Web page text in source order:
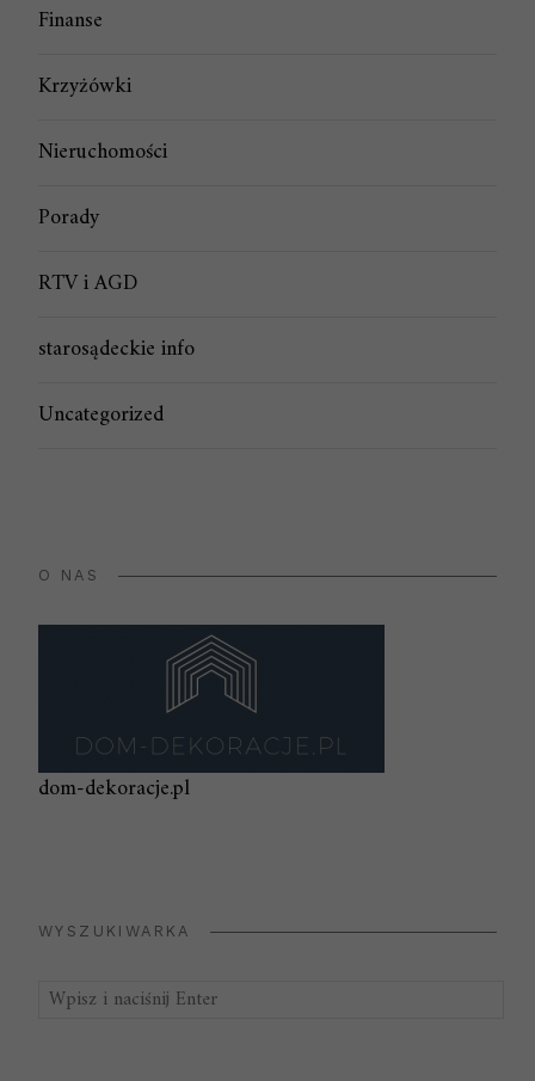
Finanse
Krzyżówki
Nieruchomości
Porady
RTV i AGD
starosądeckie info
Uncategorized
O NAS
dom-dekoracje.pl
WYSZUKIWARKA
Szukaj: